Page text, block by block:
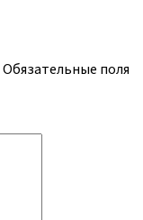
Обязательные поля